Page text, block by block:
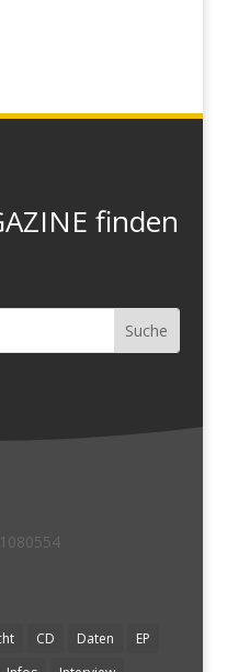
finden
CD Daten
EP